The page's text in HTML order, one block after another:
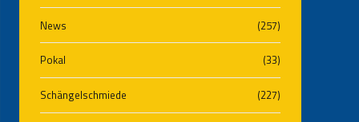
News (257)
Pokal (33)
Schängelschmiede (227)